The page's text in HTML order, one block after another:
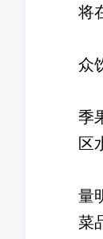
将
众
季
区
量
菜